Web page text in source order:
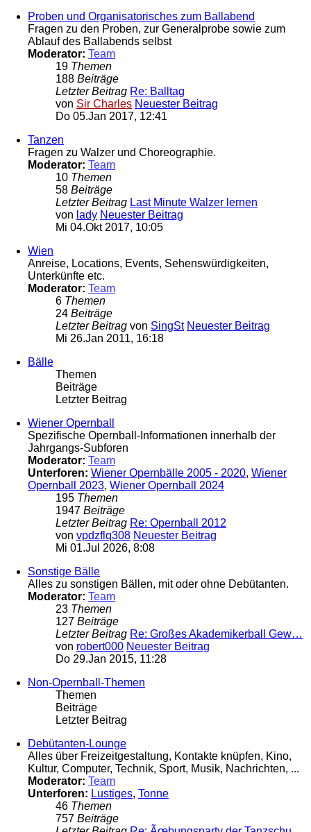
Proben und Organisatorisches zum Ballabend
Fragen zu den Proben, zur Generalprobe sowie zum
Ablauf des Ballabends selbst
Moderator: Team
19 Themen
188 Beiträge
Letzter Beitrag Re: Balltag
von Sir Charles Neuester Beitrag
Do 05.Jan 2017, 12:41
Tanzen
Fragen zu Walzer und Choreographie.
Moderator: Team
10 Themen
58 Beiträge
Letzter Beitrag Last Minute Walzer lernen
von lady Neuester Beitrag
Mi 04.Okt 2017, 10:05
Wien
Anreise, Locations, Events, Sehenswürdigkeiten,
Unterkünfte etc.
Moderator: Team
6 Themen
24 Beiträge
Letzter Beitrag von SingSt Neuester Beitrag
Mi 26.Jan 2011, 16:18
Bälle
Themen
Beiträge
Letzter Beitrag
Wiener Opernball
Spezifische Opernball-Informationen innerhalb der
Jahrgangs-Subforen
Moderator: Team
Unterforen: Wiener Opernbälle 2005 - 2020, Wiener
Opernball 2023, Wiener Opernball 2024
195 Themen
1947 Beiträge
Letzter Beitrag Re: Opernball 2012
von vpdzflq308 Neuester Beitrag
Mi 01.Jul 2026, 8:08
Sonstige Bälle
Alles zu sonstigen Bällen, mit oder ohne Debütanten.
Moderator: Team
23 Themen
127 Beiträge
Letzter Beitrag Re: Großes Akademikerball Gew…
von robert000 Neuester Beitrag
Do 29.Jan 2015, 11:28
Non-Opernball-Themen
Themen
Beiträge
Letzter Beitrag
Debütanten-Lounge
Alles über Freizeitgestaltung, Kontakte knüpfen, Kino,
Kultur, Computer, Technik, Sport, Musik, Nachrichten, ...
Moderator: Team
Unterforen: Lustiges, Tonne
46 Themen
757 Beiträge